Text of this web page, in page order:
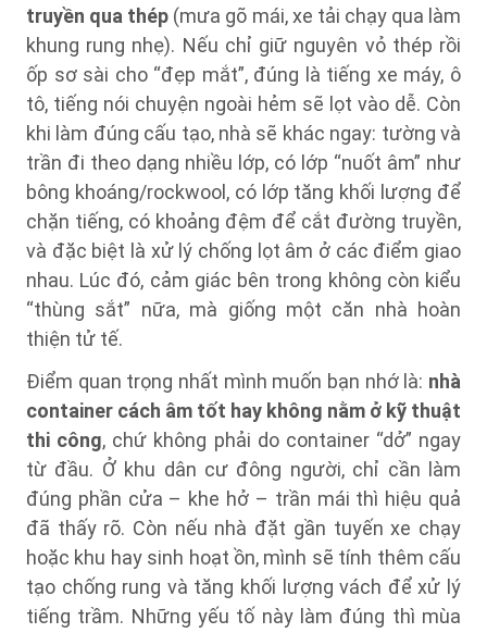
truyền qua thép (mưa gõ mái, xe tải chạy qua làm
khung rung nhẹ). Nếu chỉ giữ nguyên vỏ thép rồi
ốp sơ sài cho “đẹp mắt”, đúng là tiếng xe máy, ô
tô, tiếng nói chuyện ngoài hẻm sẽ lọt vào dễ. Còn
khi làm đúng cấu tạo, nhà sẽ khác ngay: tường và
trần đi theo dạng nhiều lớp, có lớp “nuốt âm” như
bông khoáng/rockwool, có lớp tăng khối lượng để
chặn tiếng, có khoảng đệm để cắt đường truyền,
và đặc biệt là xử lý chống lọt âm ở các điểm giao
nhau. Lúc đó, cảm giác bên trong không còn kiểu
“thùng sắt” nữa, mà giống một căn nhà hoàn
thiện tử tế.
Điểm quan trọng nhất mình muốn bạn nhớ là: nhà
container cách âm tốt hay không nằm ở kỹ thuật
thi công, chứ không phải do container “dở” ngay
từ đầu. Ở khu dân cư đông người, chỉ cần làm
đúng phần cửa – khe hở – trần mái thì hiệu quả
đã thấy rõ. Còn nếu nhà đặt gần tuyến xe chạy
hoặc khu hay sinh hoạt ồn, mình sẽ tính thêm cấu
tạo chống rung và tăng khối lượng vách để xử lý
tiếng trầm. Những yếu tố này làm đúng thì mùa